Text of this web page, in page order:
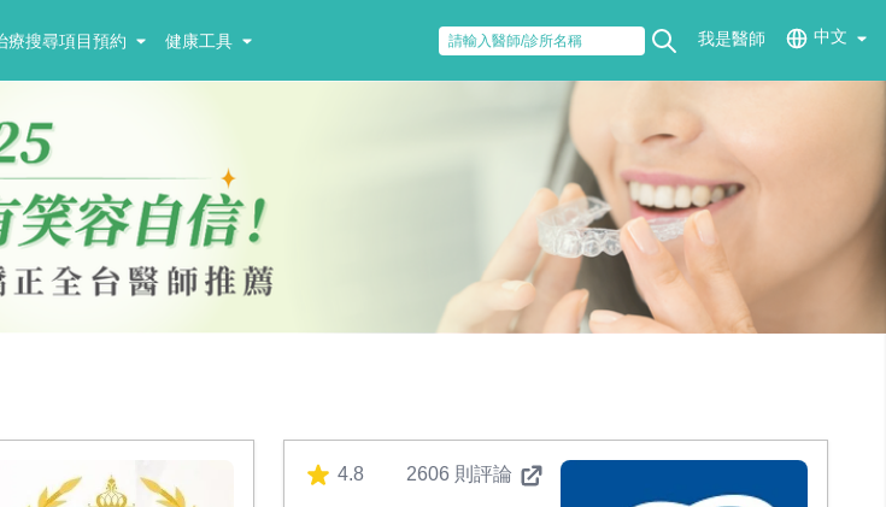
療搜尋項目預約 健康工具 我是醫師 中文
4.8 2606 則評論